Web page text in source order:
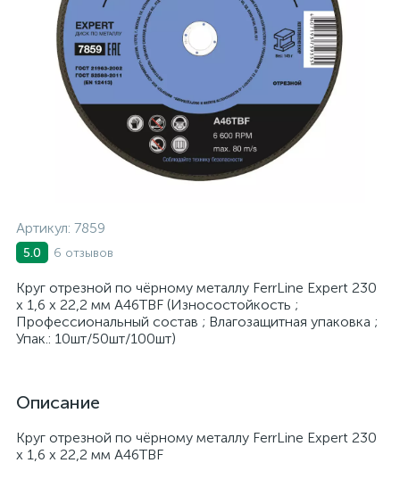
Артикул: 7859
5.0 6 отзывов
Круг отрезной по чёрному металлу FerrLine Expert 230
x 1,6 x 22,2 мм A46TBF (Износостойкость ;
Профессиональный состав ; Влагозащитная упаковка ;
Упак.: 10шт/50шт/100шт)
Описание
Круг отрезной по чёрному металлу FerrLine Expert 230
х 1,6 х 22,2 мм A46TBF